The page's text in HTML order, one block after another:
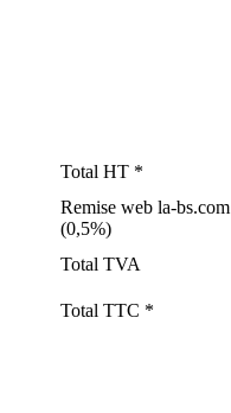
Total HT *
Remise web la-bs.com
(0,5%)
Total TVA
Total TTC *